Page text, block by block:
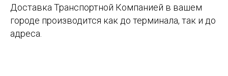
Доставка Транспортной Компанией в вашем
городе производится как до терминала, так и до
адреса.